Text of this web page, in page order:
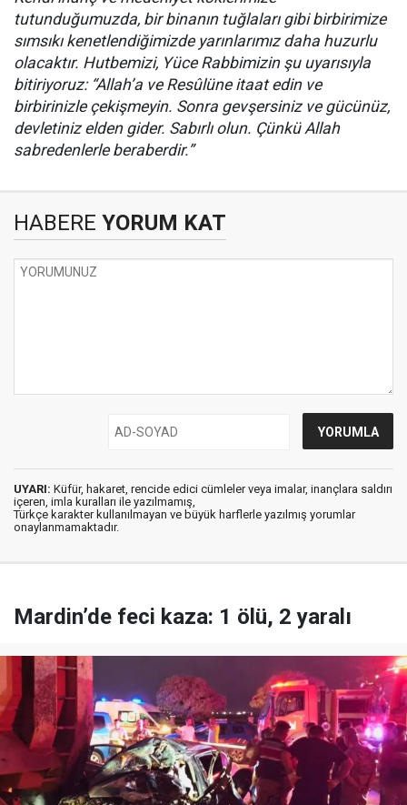
tutunduğumuzda, bir binanın tuğlaları gibi birbirimize
sımsıkı kenetlendiğimizde yarınlarımız daha huzurlu
olacaktır. Hutbemizi, Yüce Rabbimizin şu uyarısıyla
bitiriyoruz: “Allah’a ve Resûlüne itaat edin ve
birbirinizle çekişmeyin. Sonra gevşersiniz ve gücünüz,
devletiniz elden gider. Sabırlı olun. Çünkü Allah
sabredenlerle beraberdir.”
HABERE YORUM KAT
UYARI: Küfür, hakaret, rencide edici cümleler veya imalar, inançlara saldırı
içeren, imla kuralları ile yazılmamış,
Türkçe karakter kullanılmayan ve büyük harflerle yazılmış yorumlar
onaylanmamaktadır.
Mardin’de feci kaza: 1 ölü, 2 yaralı